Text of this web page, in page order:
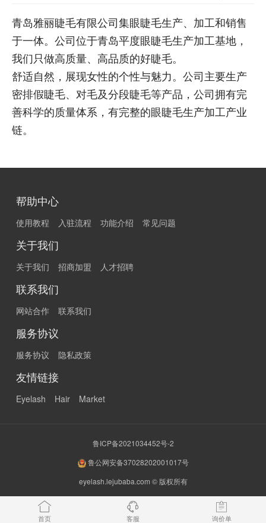
青岛雅丽睫毛有限公司集眼睫毛生产、加工和销售
于一体。公司位于青岛平度眼睫毛生产加工基地，
我们只做高质量、高品质的好睫毛。
舒适自然，展现女性的个性与魅力。公司主要生产
密排假睫毛、对毛及分段睫毛等产品，公司拥有完
善科学的质量体系，有完整的眼睫毛生产加工产业
链。
帮助中心
使用教程 入驻流程 功能介绍 常见问题
关于我们
关于我们 招商加盟 人才招聘
联系我们
网站合作 联系我们
服务协议
服务协议 隐私政策
友情链接
Eyelash Hair Market
鲁ICP备2021034452号-2
鲁公网安备37028202001017号
eyelash.lejubaba.com © 版权所有
首页 客服 询价单